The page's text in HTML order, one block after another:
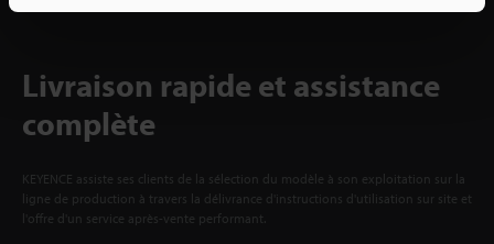
Livraison rapide et assistance
complète
KEYENCE assiste ses clients de la sélection du modèle à son exploitation sur la
ligne de production à travers la délivrance d'instructions d'utilisation sur site et
l'offre d'un service après-vente performant.